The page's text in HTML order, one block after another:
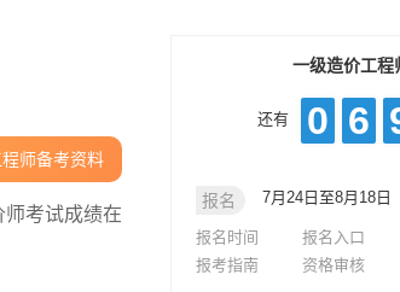
师备考资料
考试成绩在
一级造价工程
还有 0 6
报名 7月24日至8月18日
报名时间 报名入口
报考指南
资格审核